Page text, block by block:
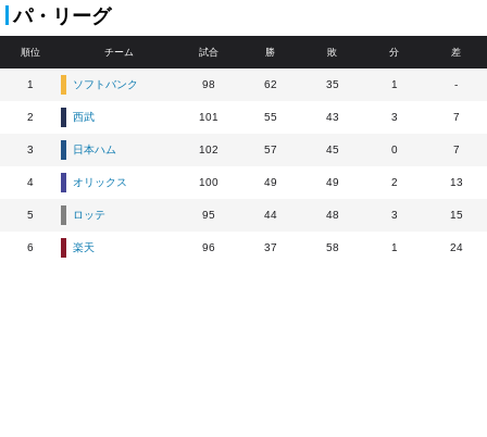
パ・リーグ
順位 チーム 試合 勝 敗 分 差
1 ソフトバンク 98 62 35 1 -
2 西武 101 55 43 3 7
3 日本ハム 102 57 45 0 7
4 オリックス 100 49 49 2 13
5 ロッテ 95 44 48 3 15
6 楽天 96 37 58 1 24